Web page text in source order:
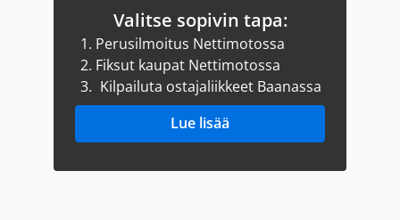
Valitse sopivin tapa:
1. Perusilmoitus Nettimotossa
2. Fiksut kaupat Nettimotossa
3. Kilpailuta ostajaliikkeet Baanassa
Lue lisää